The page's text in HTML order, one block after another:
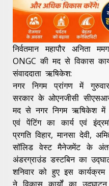
निर्वतमान महापौर
ONGC की मद से विकास
संवाददाता ऋषिकेश:
नगर निगम प्रांगण में
सरकार के ओएनजीसी
मद से नगर निगम ऋषिकेश
एवं पेंटिंग का कार्य एवं
प्रगति विहार, मानसा देवी,
सॉलिड वेस्ट मैनेजमेंट के
अंडरग्राउंड डस्टबिन का
शनिवार को हुए इस कार्यक्रम